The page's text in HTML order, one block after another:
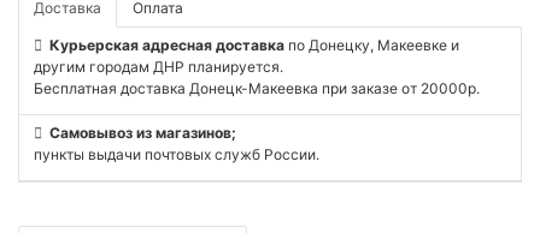
Доставка Оплата
Курьерская адресная доставка по Донецку, Макеевке и
другим городам ДНР планируется.
Бесплатная доставка Донецк-Макеевка при заказе от 20000р.
Самовывоз из магазинов;
пункты выдачи почтовых служб России.